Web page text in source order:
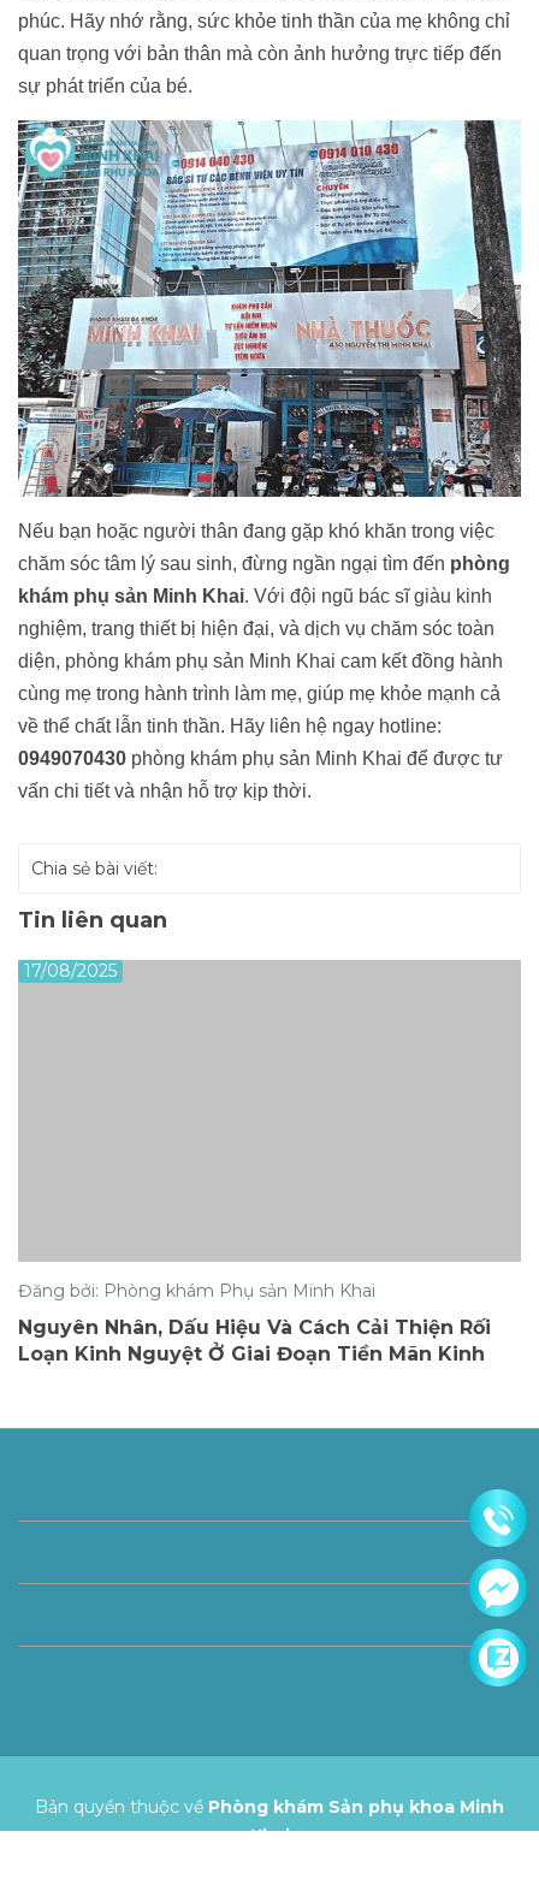
phúc. Hãy nhớ rằng, sức khỏe tinh thần của mẹ không chỉ
quan trọng với bản thân mà còn ảnh hưởng trực tiếp đến
sự phát triển của bé.
Nếu bạn hoặc người thân đang gặp khó khăn trong việc
chăm sóc tâm lý sau sinh, đừng ngần ngại tìm đến phòng
khám phụ sản Minh Khai. Với đội ngũ bác sĩ giàu kinh
nghiệm, trang thiết bị hiện đại, và dịch vụ chăm sóc toàn
diện, phòng khám phụ sản Minh Khai cam kết đồng hành
cùng mẹ trong hành trình làm mẹ, giúp mẹ khỏe mạnh cả
về thể chất lẫn tinh thần. Hãy liên hệ ngay hotline:
0949070430 phòng khám phụ sản Minh Khai để được tư
vấn chi tiết và nhận hỗ trợ kịp thời.
Chia sẻ bài viết:
Tin liên quan
17/08/2025
Đăng bởi: Phòng khám Phụ sản Minh Khai
Nguyên Nhân, Dấu Hiệu Và Cách Cải Thiện Rối
Loạn Kinh Nguyệt Ở Giai Đoạn Tiền Mãn Kinh
Bản quyền thuộc về Phòng khám Sản phụ khoa Minh
Khai